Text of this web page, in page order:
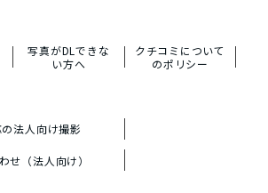
写真がDLできな
い方へ
クチコミについて
のポリシー
法人向け撮影
せ（法人向け）